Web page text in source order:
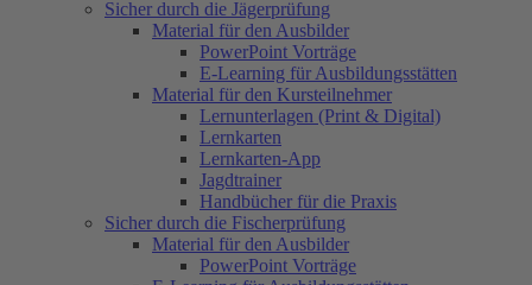
Sicher durch die Jägerprüfung
Material für den Ausbilder
PowerPoint Vorträge
E-Learning für Ausbildungsstätten
Material für den Kursteilnehmer
Lernunterlagen (Print & Digital)
Lernkarten
Lernkarten-App
Jagdtrainer
Handbücher für die Praxis
Sicher durch die Fischerprüfung
Material für den Ausbilder
PowerPoint Vorträge